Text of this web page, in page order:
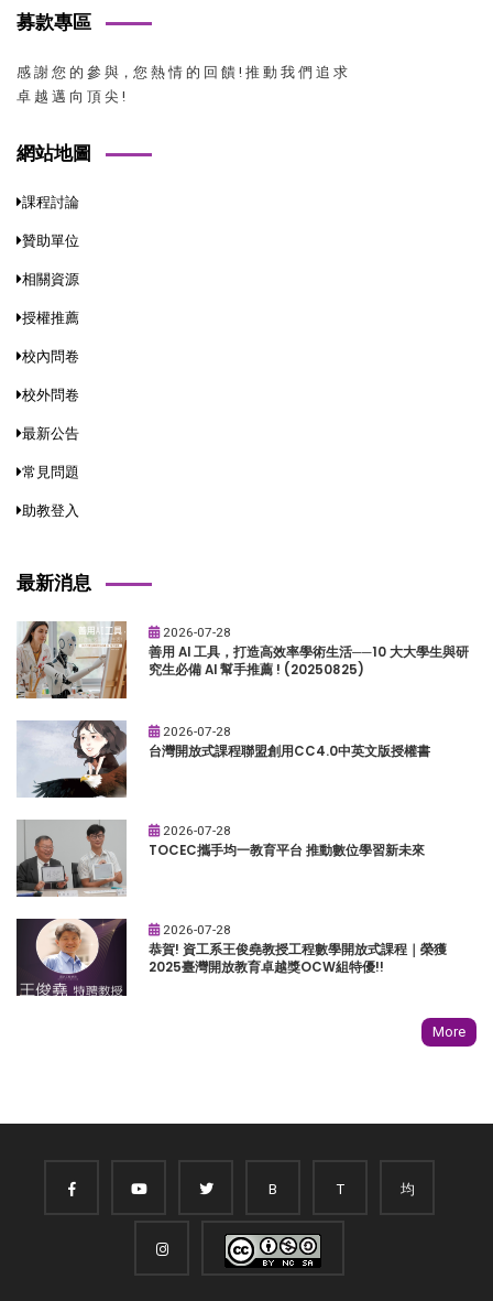
募款專區
感 謝 您 的 參 與，您 熱 情 的 回 饋 ! 推 動 我 們 追 求
卓 越 邁 向 頂 尖 !
網站地圖
課程討論
贊助單位
相關資源
授權推薦
校內問卷
校外問卷
最新公告
常見問題
助教登入
最新消息
2026-07-28
善用 AI 工具，打造高效率學術生活──10 大大學生與研
究生必備 AI 幫手推薦 ! (20250825)
2026-07-28
台灣開放式課程聯盟創用CC4.0中英文版授權書
2026-07-28
TOCEC攜手均一教育平台 推動數位學習新未來
2026-07-28
恭賀! 資工系王俊堯教授工程數學開放式課程｜榮獲
2025臺灣開放教育卓越獎OCW組特優!!
More
B T 均